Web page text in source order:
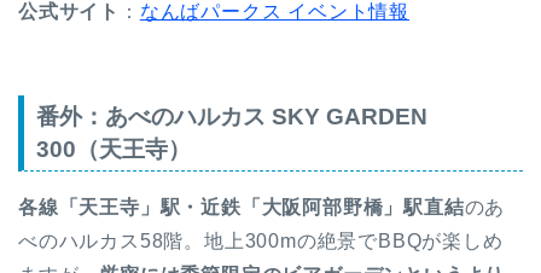
公式サイト ： なんばパークス イベント情報
番外：あべのハルカス SKY GARDEN
300（天王寺）
各線「天王寺」駅・近鉄「大阪阿部野橋」駅直結のあ
べのハルカス58階。地上300mの絶景でBBQが楽しめ